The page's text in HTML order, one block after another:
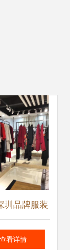
圳品牌服装
货批发市场
查看详情